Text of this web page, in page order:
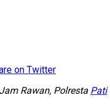
on Twitter
Rawan, Polresta Pati